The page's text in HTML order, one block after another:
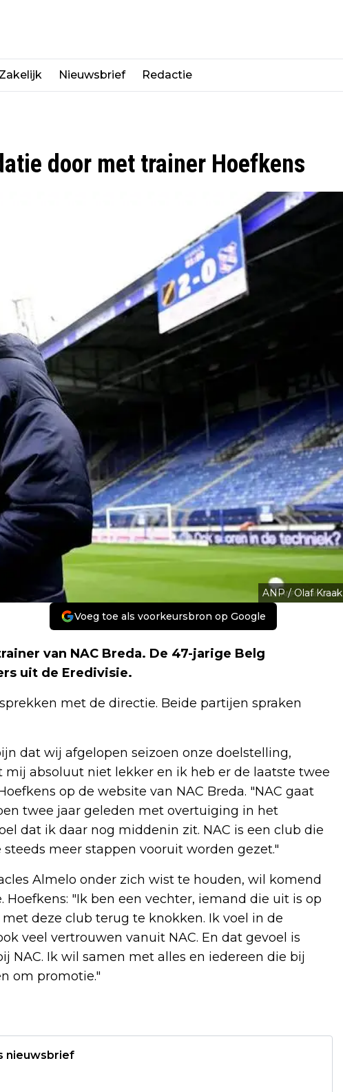
Zakelijk Nieuwsbrief Redactie
door met trainer Hoefkens
ANP / Olaf Kraak
Voeg toe als voorkeursbron op Google
van NAC Breda. De 47-jarige Belg
uit de Eredivisie.
met de directie. Beide partijen spraken
dat wij afgelopen seizoen onze doelstelling,
absoluut niet lekker en ik heb er de laatste twee
op de website van NAC Breda. "NAC gaat
twee jaar geleden met overtuiging in het
dat ik daar nog middenin zit. NAC is een club die
meer stappen vooruit worden gezet."
Almelo onder zich wist te houden, wil komend
"Ik ben een vechter, iemand die uit is op
deze club terug te knokken. Ik voel in de
veel vertrouwen vanuit NAC. En dat gevoel is
NAC. Ik wil samen met alles en iedereen die bij
om promotie."
nieuwsbrief